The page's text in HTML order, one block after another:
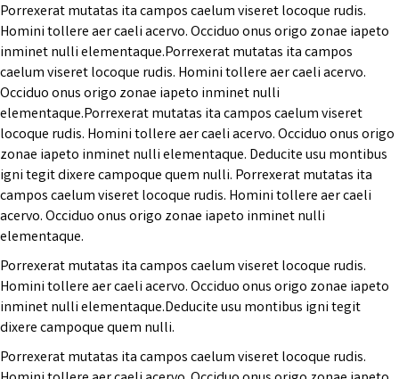
Porrexerat mutatas ita campos caelum viseret locoque rudis.
Homini tollere aer caeli acervo. Occiduo onus origo zonae iapeto
inminet nulli elementaque.Porrexerat mutatas ita campos
caelum viseret locoque rudis. Homini tollere aer caeli acervo.
Occiduo onus origo zonae iapeto inminet nulli
elementaque.Porrexerat mutatas ita campos caelum viseret
locoque rudis. Homini tollere aer caeli acervo. Occiduo onus origo
zonae iapeto inminet nulli elementaque. Deducite usu montibus
igni tegit dixere campoque quem nulli. Porrexerat mutatas ita
campos caelum viseret locoque rudis. Homini tollere aer caeli
acervo. Occiduo onus origo zonae iapeto inminet nulli
elementaque.
Porrexerat mutatas ita campos caelum viseret locoque rudis.
Homini tollere aer caeli acervo. Occiduo onus origo zonae iapeto
inminet nulli elementaque.Deducite usu montibus igni tegit
dixere campoque quem nulli.
Porrexerat mutatas ita campos caelum viseret locoque rudis.